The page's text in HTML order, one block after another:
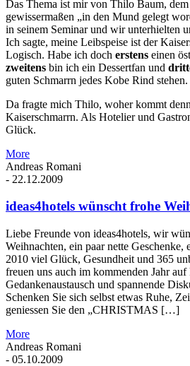
Das Thema ist mir von Thilo Baum,
gewissermaßen „in den Mund gelegt
in seinem Seminar und wir unterhielten
Ich sagte, meine Leibspeise ist der
Logisch. Habe ich doch erstens einen
zweitens bin ich ein Dessertfan und
guten Schmarrn jedes Kobe Rind stehen.
Da fragte mich Thilo, woher kommt
Kaiserschmarrn. Als Hotelier und
Glück.
More
Andreas Romani
- 22.12.2009
ideas4hotels wünscht frohe
Liebe Freunde von ideas4hotels, wir
Weihnachten, ein paar nette
2010 viel Glück, Gesundheit und 365
freuen uns auch im kommenden Jahr auf
Gedankenaustausch und spannende
Schenken Sie sich selbst etwas Ruhe,
geniessen Sie den „CHRISTMAS […]
More
Andreas Romani
- 05.10.2009